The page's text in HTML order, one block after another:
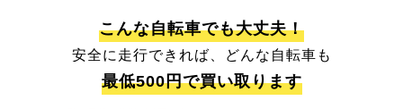
こんな自転車でも大丈夫！
安全に走行できれば、どんな自転車も
最低500円で買い取ります